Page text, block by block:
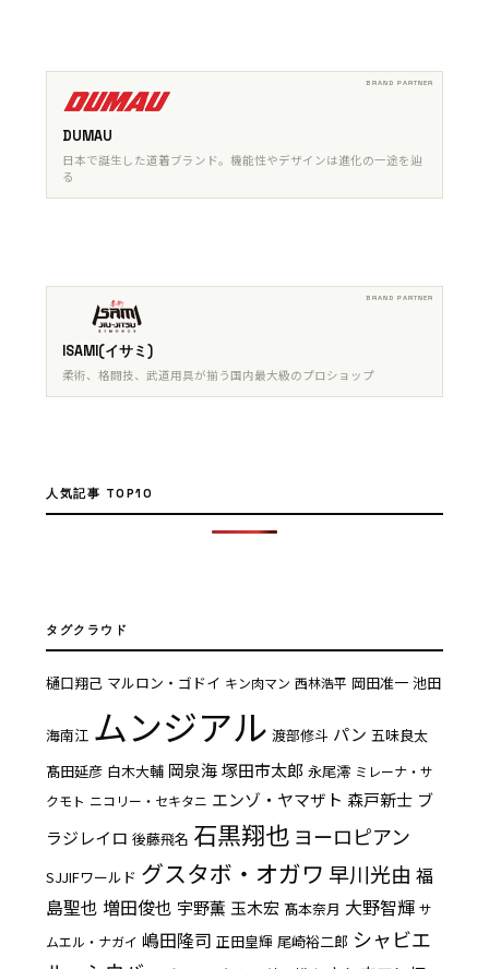
DUMAU
日本で誕生した道着ブランド。機能性やデザインは進化の一途を辿
る
ISAMI(イサミ)
柔術、格闘技、武道用具が揃う国内最大級のプロショップ
人気記事 TOP10
タグクラウド
樋口翔己 マルロン・ゴドイ キン肉マン 西林浩平 岡田准一 池田
海南江 ムンジアル 渡部修斗 パン 五味良太
髙田延彦 白木大輔 岡泉海塚田市太郎 永尾澪 ミレーナ・サ
クモト ニコリー・セキタニ エンゾ・ヤマザト 森戸新士 ブ
ラジレイロ 後藤飛名 石黒翔也 ヨーロピアン
SJJIFワールド グスタボ・オガワ 早川光由 福
島聖也 増田俊也 宇野薫 玉木宏 髙本奈月 大野智輝 サ
ムエル・ナガイ 嶋田隆司 正田皇輝 尾崎裕二郎 シャビエ